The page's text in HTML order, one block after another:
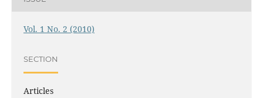
Vol. 1 No. 2 (2010)
SECTION
Articles